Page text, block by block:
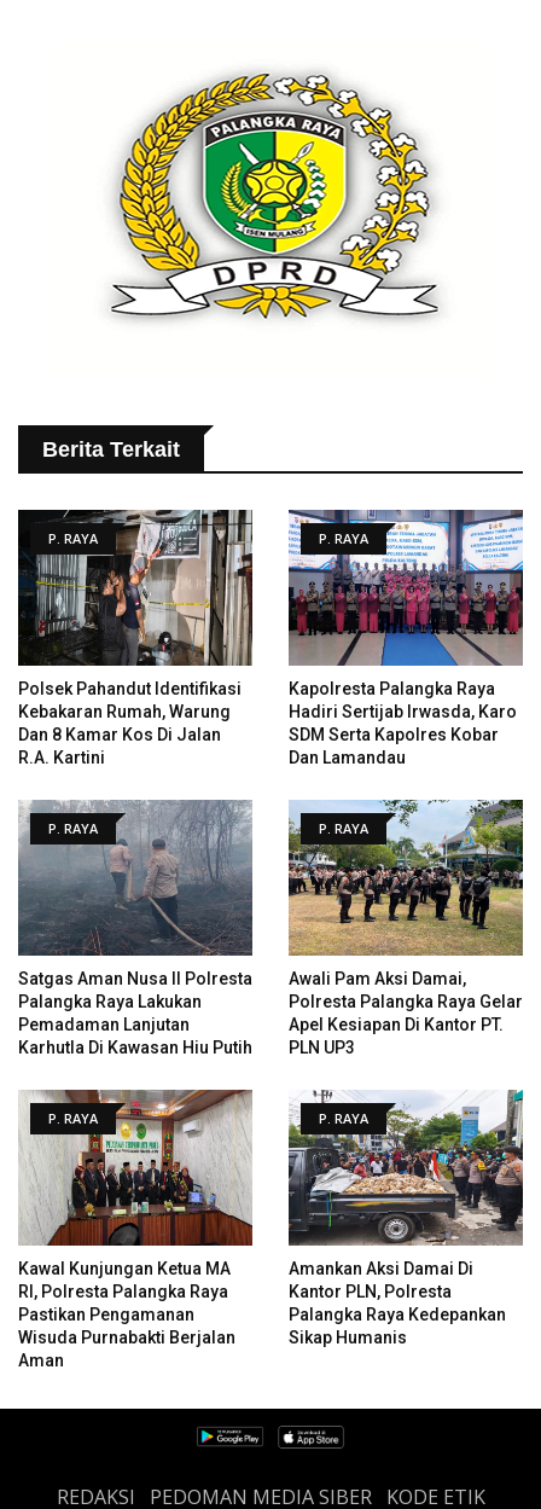
Berita Terkait
P. RAYA
Polsek Pahandut Identifikasi
Kebakaran Rumah, Warung
Dan 8 Kamar Kos Di Jalan
R.A. Kartini
P. RAYA
Kapolresta Palangka Raya
Hadiri Sertijab Irwasda, Karo
SDM Serta Kapolres Kobar
Dan Lamandau
P. RAYA
Satgas Aman Nusa II Polresta
Palangka Raya Lakukan
Pemadaman Lanjutan
Karhutla Di Kawasan Hiu Putih
P. RAYA
Awali Pam Aksi Damai,
Polresta Palangka Raya Gelar
Apel Kesiapan Di Kantor PT.
PLN UP3
P. RAYA
Kawal Kunjungan Ketua MA
RI, Polresta Palangka Raya
Pastikan Pengamanan
Wisuda Purnabakti Berjalan
Aman
P. RAYA
Amankan Aksi Damai Di
Kantor PLN, Polresta
Palangka Raya Kedepankan
Sikap Humanis
REDAKSI PEDOMAN MEDIA SIBER KODE ETIK